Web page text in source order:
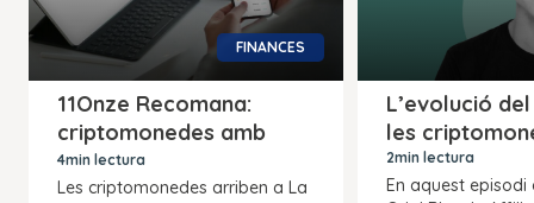
FINANCES
11Onze Recomana:
criptomonedes amb
Bitvavo
4min lectura
Les criptomonedes arriben a La
L’evolució
les
2min lectura
En aquest episodi